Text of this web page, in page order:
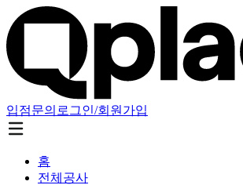
입점문의 로그인/회원가입
홈
전체공사